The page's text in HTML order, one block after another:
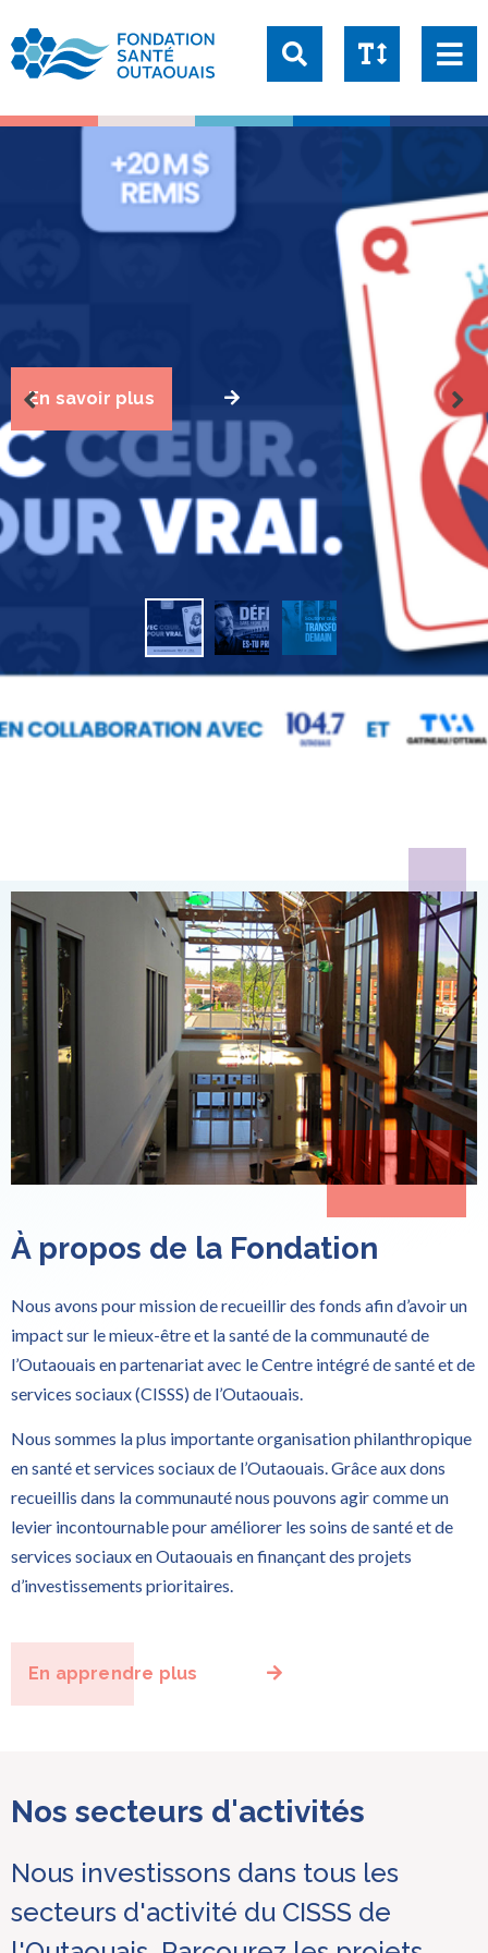
Taille du texte:
1x 1.25x
2x
En savoir plus
À propos de la Fondation
Nous avons pour mission de recueillir des fonds afin d’avoir un
impact sur le mieux-être et la santé de la communauté de
l’Outaouais en partenariat avec le Centre intégré de santé et de
services sociaux (CISSS) de l’Outaouais.
Nous sommes la plus importante organisation philanthropique
en santé et services sociaux de l’Outaouais. Grâce aux dons
recueillis dans la communauté nous pouvons agir comme un
levier incontournable pour améliorer les soins de santé et de
services sociaux en Outaouais en finançant des projets
d’investissements prioritaires.
En apprendre plus
Nos secteurs d'activités
Nous investissons dans tous les
secteurs d'activité du CISSS de